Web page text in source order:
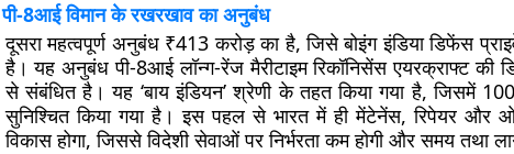
पी-8आई विमान के रखरखाव का अनुबंध
दूसरा महत्वपूर्ण अनुबंध ₹413 करोड़ का है, जिसे बोइंग इंडिया डिफेंस
है। यह अनुबंध पी-8आई लॉन्ग-रेंज मैरीटाइम रिकॉनिसेंस एयरक्राफ्ट की
से संबंधित है। यह ‘बाय इंडियन’ श्रेणी के तहत किया गया है, जिसमें
सुनिश्चित किया गया है। इस पहल से भारत में ही मेंटेनेंस, रिपेयर और
विकास होगा, जिससे विदेशी सेवाओं पर निर्भरता कम होगी और समय तथा